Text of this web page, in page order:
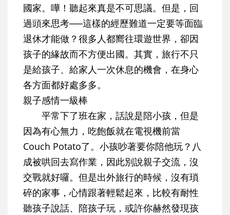
國家。嘩！聽起來真是不可思議。但是，回
過頭來思考──這樣的經歷難道一定要等面臨
退休才能做？很多人都嚮往環遊世界，卻因
孩子的緣故而不方便出國。其實，旅行不只
是給孩子、給家人一次休息的機會，在身心
各方面都好處多多。
親子感情一級棒
平常下了班在家，話說是陪小孩，但是
因為有心無力，吃飽飯就在電視機前當
Couch Potato了。小孩吵著要你陪他玩？八
成被哄回去寫作業，因此別說親子交流，沒
交戰就好囉。但是出外旅行的時候，沒有瑣
碎的家事，心情跟著輕鬆起來，比較有耐性
聽孩子說話、陪孩子玩，或許你赫然發現孩